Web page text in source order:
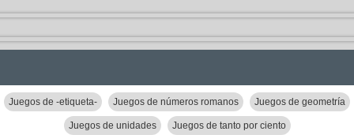
Juegos de -etiqueta- Juegos de números romanos Juegos de geometría
Juegos de unidades Juegos de tanto por ciento